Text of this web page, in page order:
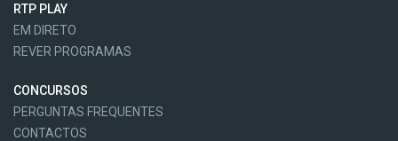
RTP PLAY
EM DIRETO
REVER PROGRAMAS
CONCURSOS
PERGUNTAS FREQUENTES
CONTACTOS